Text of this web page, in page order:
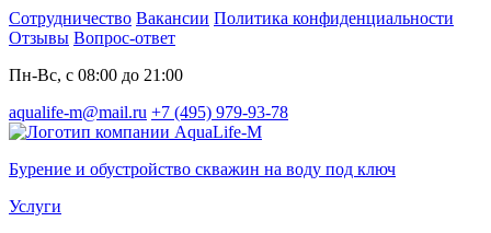
Сотрудничество Вакансии Политика конфиденциальности
Отзывы Вопрос-ответ
Пн-Вс, с 08:00 до 21:00
aqualife-m@mail.ru +7 (495) 979-93-78
Бурение и обустройство скважин на воду под ключ
Услуги